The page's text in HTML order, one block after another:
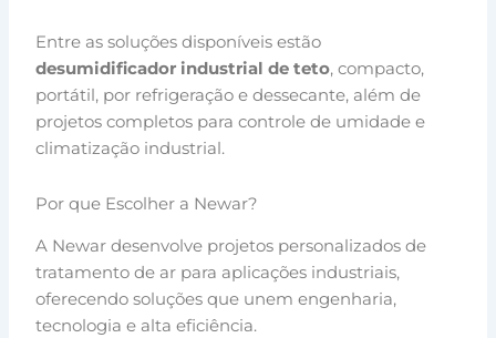
Entre as soluções disponíveis estão
desumidificador industrial de teto, compacto,
portátil, por refrigeração e dessecante, além de
projetos completos para controle de umidade e
climatização industrial.
Por que Escolher a Newar?
A Newar desenvolve projetos personalizados de
tratamento de ar para aplicações industriais,
oferecendo soluções que unem engenharia,
tecnologia e alta eficiência.